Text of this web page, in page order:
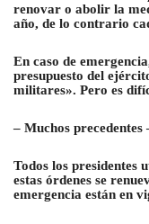
renovar o abolir la
año, de lo contrario
En caso de
presupuesto del
militares». Pero es
– Muchos precedentes
Todos los presidentes
estas órdenes se
emergencia están en